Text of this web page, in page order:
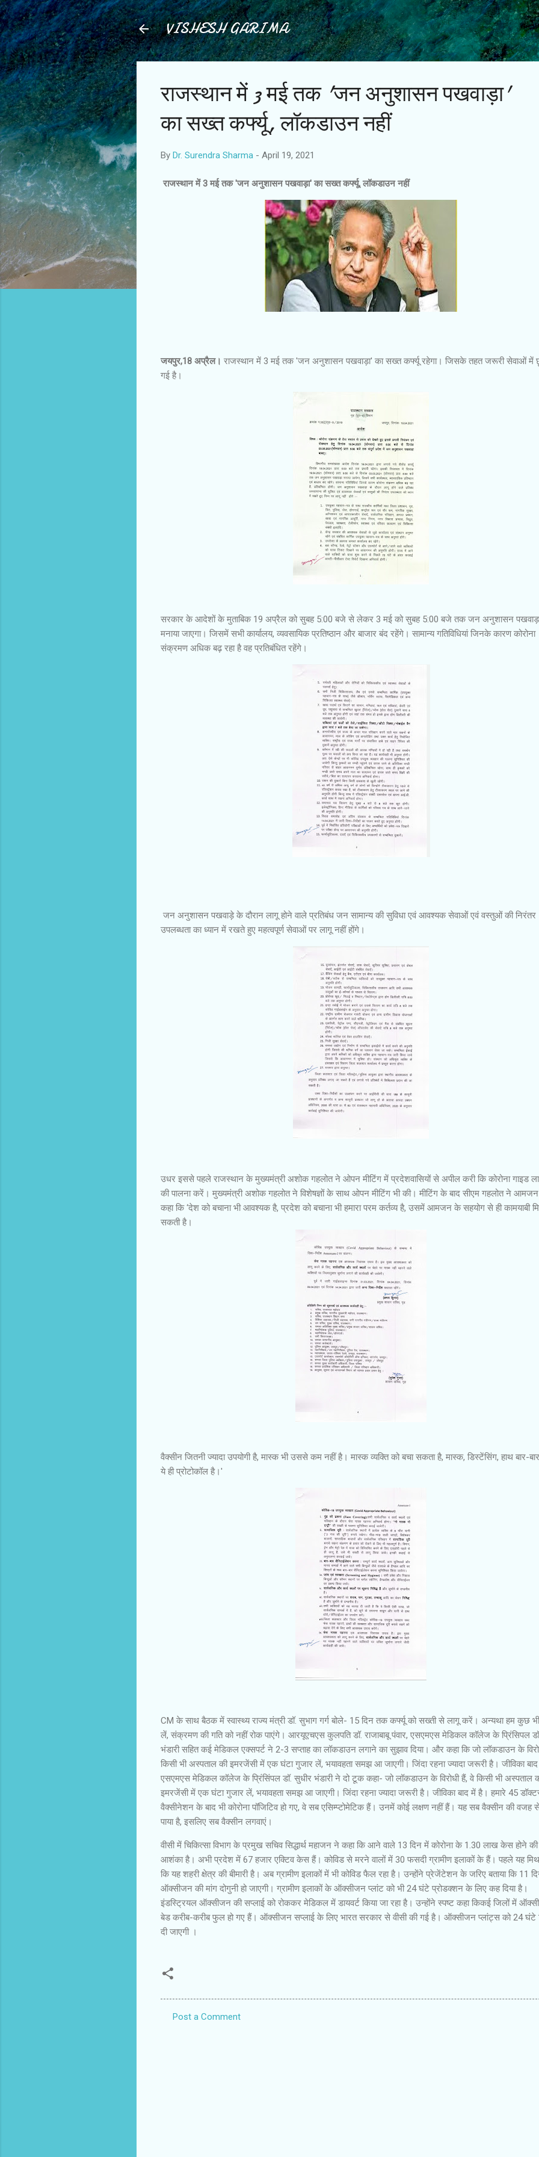
Skip to main content
VISHESH GARIMA
राजस्थान में 3 मई तक 'जन अनुशासन पखवाड़ा'
का सख्त कर्फ्यू, लॉकडाउन नहीं
By Dr. Surendra Sharma - April 19, 2021
राजस्थान में 3 मई तक 'जन अनुशासन पखवाड़ा' का सख्त कर्फ्यू, लॉकडाउन नहीं
जयपुर,18 अप्रैल। राजस्थान में 3 मई तक 'जन अनुशासन पखवाड़ा' का सख्त कर्फ्यू रहेगा। जिसके तहत जरूरी सेवाओं में
गई है।
सरकार के आदेशों के मुताबिक 19 अप्रैल को सुबह 5:00 बजे से लेकर 3 मई को सुबह 5:00 बजे तक जन अनुशासन
मनाया जाएगा। जिसमें सभी कार्यालय, व्यवसायिक प्रतिष्ठान और बाजार बंद रहेंगे। सामान्य गतिविधियां जिनके कारण कोरोना
संक्रमण अधिक बढ़ रहा है वह प्रतिबंधित रहेंगे।
जन अनुशासन पखवाड़े के दौरान लागू होने वाले प्रतिबंध जन सामान्य की सुविधा एवं आवश्यक सेवाओं एवं वस्तुओं की निरंतर
उपलब्धता का ध्यान में रखते हुए महत्वपूर्ण सेवाओं पर लागू नहीं होंगे।
उधर इससे पहले राजस्थान के मुख्यमंत्री अशोक गहलोत ने ओपन मीटिंग में प्रदेशवासियों से अपील करी कि कोरोना गाइड
की पालना करें। मुख्यमंत्री अशोक गहलोत ने विशेषज्ञों के साथ ओपन मीटिंग भी की। मीटिंग के बाद सीएम गहलोत ने
कहा कि ‘देश को बचाना भी आवश्यक है, प्रदेश को बचाना भी हमारा परम कर्तव्य है, उसमें आमजन के सहयोग से ही कामयाबी
सकती है।
वैक्सीन जितनी ज्यादा उपयोगी है, मास्क भी उससे कम नहीं है। मास्क व्यक्ति को बचा सकता है, मास्क, डिस्टेंसिंग, हाथ बार-
ये ही प्रोटोकॉल है।'
CM के साथ बैठक में स्वास्थ्य राज्य मंत्री डॉ. सुभाग गर्ग बोले- 15 दिन तक कर्फ्यू को सख्ती से लागू करें। अन्यथा हम कुछ
लें, संक्रमण की गति को नहीं रोक पाएंगे। आरयूएचएस कुलपति डॉ. राजाबाबू पंवार, एसएमएस मेडिकल कॉलेज के प्रिंसिपल
भंडारी सहित कई मेडिकल एक्सपर्ट ने 2-3 सप्ताह का लॉकडाउन लगाने का सुझाव दिया। और कहा कि जो लॉकडाउन के
किसी भी अस्पताल की इमरजेंसी में एक घंटा गुजार लें, भयावहता समझ आ जाएगी। जिंदा रहना ज्यादा जरूरी है। जीविका
एसएमएस मेडिकल कॉलेज के प्रिंसिंपल डॉ. सुधीर भंडारी ने दो टूक कहा- जो लॉकडाउन के विरोधी हैं, वे किसी भी अस्पताल
इमरजेंसी में एक घंटा गुजार लें, भयावहता समझ आ जाएगी। जिंदा रहना ज्यादा जरूरी है। जीविका बाद में है। हमारे 45
वैक्सीनेशन के बाद भी कोरोना पॉजिटिव हो गए, वे सब एसिम्प्टोमेटिक हैं। उनमें कोई लक्षण नहीं हैं। यह सब वैक्सीन की वजह
पाया है, इसलिए सब वैक्सीन लगवाएं।
वीसी में चिकित्सा विभाग के प्रमुख सचिव सिद्धार्थ महाजन ने कहा कि आने वाले 13 दिन में कोरोना के 1.30 लाख केस होने की
आशंका है। अभी प्रदेश में 67 हजार एक्टिव केस हैं। कोविड से मरने वालों में 30 फसदी ग्रामीण इलाकों के हैं। पहले यह
कि यह शहरी क्षेत्र की बीमारी है। अब ग्रामीण इलाकों में भी कोविड फैल रहा है। उन्होंने प्रेजेंटेशन के जरिए बताया कि 11
ऑक्सीजन की मांग दोगुनी हो जाएगी। ग्रामीण इलाकों के ऑक्सीजन प्लांट को भी 24 घंटे प्रोडक्शन के लिए कह दिया है।
इंडस्ट्रियल ऑक्सीजन की सप्लाई को रोककर मेडिकल में डायवर्ट किया जा रहा है। उन्होंने स्पष्ट कहा किकई जिलों में
बेड करीब-करीब फुल हो गए हैं। ऑक्सीजन सप्लाई के लिए भारत सरकार से वीसी की गई है। ऑक्सीजन प्लांट्स को 24 घंटे
दी जाएगी ।
Post a Comment